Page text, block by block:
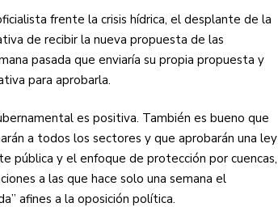
frente la crisis hídrica, el desplante de la
de recibir la nueva propuesta de las
pasada que enviaría su propia propuesta y
para aprobarla.
es positiva. También es bueno que
a todos los sectores y que aprobarán una ley
pública y el enfoque de protección por cuencas,
a las que hace solo una semana el
afines a la oposición política.